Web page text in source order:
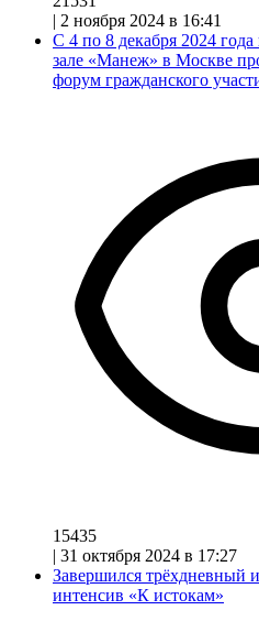
| 2 ноября 2024 в 16:41
С 4 по 8 декабря 2024
зале «Манеж» в Москве
форум гражданского
15435
| 31 октября 2024 в 17:27
Завершился трёхдневный
интенсив «К истокам»